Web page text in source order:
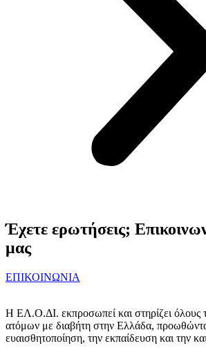
Έχετε ερωτήσεις;
μας
ΕΠΙΚΟΙΝΩΝΙΑ
Η ΕΛ.Ο.ΔΙ. εκπροσωπεί και στηρίζει όλους
ατόμων με διαβήτη στην Ελλάδα,
ευαισθητοποίηση, την εκπαίδευση και την